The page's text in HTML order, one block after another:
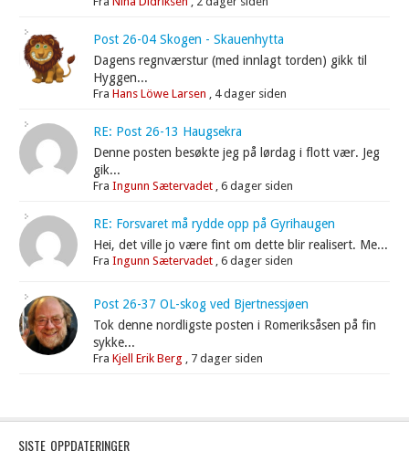
Post 26-04 Skogen - Skauenhytta
Dagens regnværstur (med innlagt torden) gikk til
Hyggen...
FraHans Löwe Larsen , 4 dager siden
RE: Post 26-13 Haugsekra
Denne posten besøkte jeg på lørdag i flott vær. Jeg
gik...
FraIngunn Sætervadet ,6 dager siden
RE: Forsvaret må rydde opp på Gyrihaugen
Hei, det ville jo være fint om dette blir realisert. Me...
FraIngunn Sætervadet ,6 dager siden
Post 26-37 OL-skog ved Bjertnessjøen
Tok denne nordligste posten i Romeriksåsen på fin
sykke...
FraKjell Erik Berg , 7 dager siden
SISTE OPPDATERINGER